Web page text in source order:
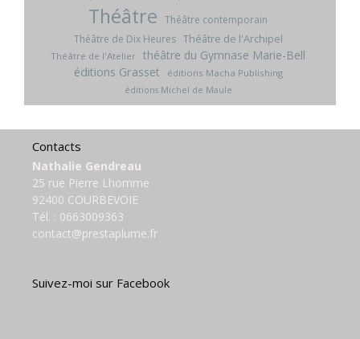
Théâtre Théâtre contemporain
Théâtre de Dix Heures Théâtre de l'Archipel
Théâtre de l'Atelier théâtre du Gymnase Marie-Bell
éditions Grasset
éditions Macha Publishing
éditions Michel de Maule
Contacts
Nathalie Gendreau
25 rue Pierre Lhomme
92400 COURBEVOIE
Tél. : 0663009363
contact@prestaplume.fr
Suivez-moi sur Facebook